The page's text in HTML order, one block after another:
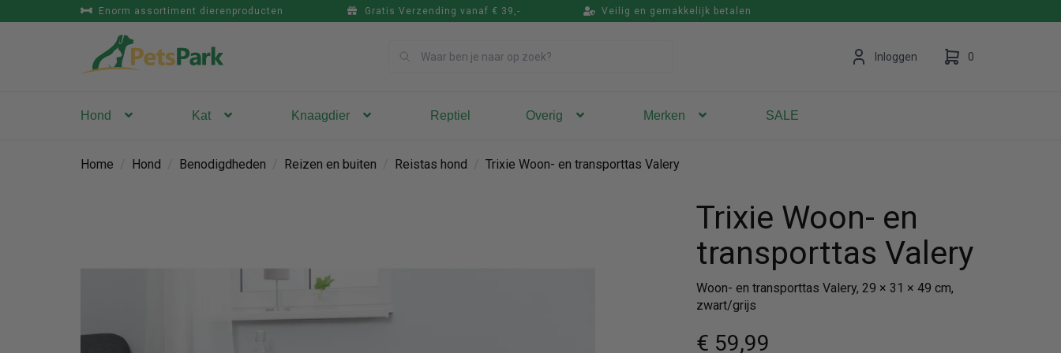
Enorm assortiment dierenproducten Gratis Verzending vanaf € 39,- Veilig en gemakkelijk betalen
Inloggen 0
Vul hem met producten.
Hond Kat Knaagdier Reptiel Overig Merken SALE
Home Hond Benodigdheden Reizen en buiten Reistas hond Trixie Woon- en transporttas Valery
Trixie Woon- en
transporttas Valery
Woon- en transporttas Valery, 29 × 31 × 49 cm,
zwart/grijs
€ 59,99